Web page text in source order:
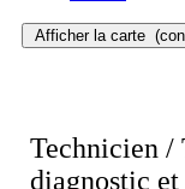
Afficher la carte
Technicien /
diagnostic